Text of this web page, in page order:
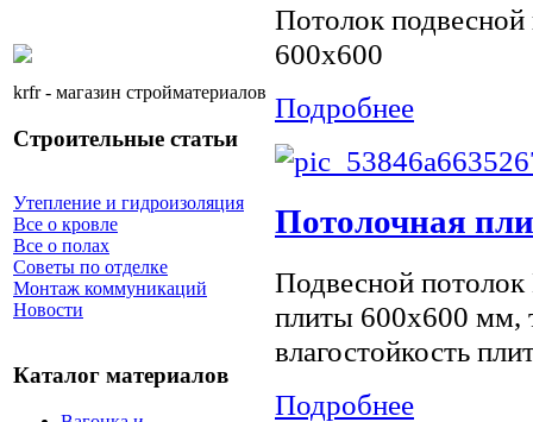
krfr - магазин стройматериалов
Строительные статьи
Утепление и гидроизоляция
Все о кровле
Все о полах
Советы по отделке
Монтаж коммуникаций
Новости
Каталог материалов
Потолок
600х600
Подробнее
Потолочная
Подвесной
плиты 600х600 мм,
влагостойкость
Подробнее